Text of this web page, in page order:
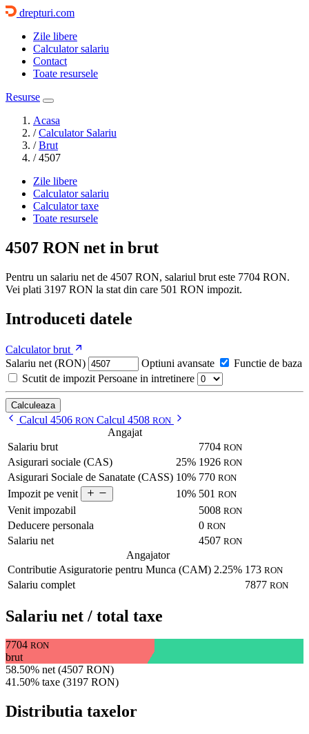
drepturi.com
Zile libere
Calculator salariu
Contact
Toate resursele
Resurse
Acasa
/ Calculator Salariu
/ Brut
/ 4507
Zile libere
Calculator salariu
Calculator taxe
Toate resursele
4507 RON net in brut
Pentru un salariu net de 4507 RON, salariul brut este 7704 RON.
Vei plati 3197 RON la stat din care 501 RON impozit.
Introduceti datele
Calculator brut
Salariu net (RON)
Optiuni avansate
Functie de baza
Scutit de impozit Persoane in intretinere
Calculeaza
Calcul 4506 RON Calcul 4508 RON
Angajat
Salariu brut
7704 RON
Asigurari sociale (CAS) 25% 1926 RON
Asigurari Sociale de Sanatate (CASS) 10% 770 RON
Impozit pe venit 10% 501 RON
Venit impozabil 5008 RON
Deducere personala 0 RON
Salariu net 4507 RON
Angajator
Contributie Asiguratorie pentru Munca (CAM) 2.25% 173 RON
Salariu complet 7877 RON
Salariu net / total taxe
7704 RON
brut
58.50% net (4507 RON)
41.50% taxe (3197 RON)
Distributia taxelor